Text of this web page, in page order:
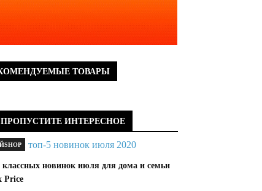
ТОВАРЫ
ИНТЕРЕСНОЕ
классных новинок июля для дома и семьи
Price